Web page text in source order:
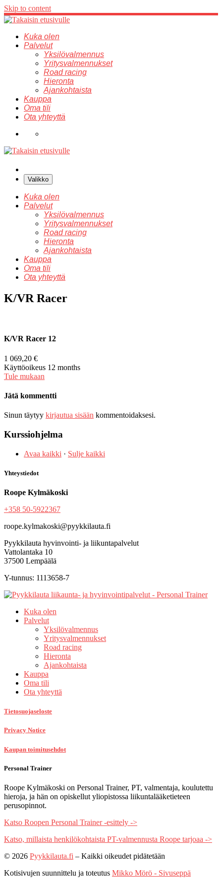
Skip to content
Kuka olen
Palvelut
Yksilövalmennus
Yritysvalmennukset
Road racing
Hieronta
Ajankohtaista
Kauppa
Oma tili
Ota yhteyttä
Valikko
Kuka olen
Palvelut
Yksilövalmennus
Yritysvalmennukset
Road racing
Hieronta
Ajankohtaista
Kauppa
Oma tili
Ota yhteyttä
K/VR Racer
K/VR Racer 12
1 069,20 €
Käyttöoikeus 12 months
Tule mukaan
Jätä kommentti
Sinun täytyy kirjautua sisään kommentoidaksesi.
Kurssiohjelma
Avaa kaikki · Sulje kaikki
Yhteystiedot
Roope Kylmäkoski
+358 50-5922367
roope.kylmakoski@pyykkilauta.fi
Pyykkilauta hyvinvointi- ja liikuntapalvelut
Vattolantaka 10
37500 Lempäälä
Y-tunnus: 1113658-7
Kuka olen
Palvelut
Yksilövalmennus
Yritysvalmennukset
Road racing
Hieronta
Ajankohtaista
Kauppa
Oma tili
Ota yhteyttä
Tietosuojaseloste
Privacy Notice
Kaupan toimitusehdot
Personal Trainer
Roope Kylmäkoski on Personal Trainer, PT, valmentaja, koulutettu
hieroja, ja hän on opiskellut yliopistossa liikuntalääketieteen
perusopinnot.
Katso Roopen Personal Trainer -esittely ->
Katso, millaista henkilökohtaista PT-valmennusta Roope tarjoaa ->
© 2026 Pyykkilauta.fi – Kaikki oikeudet pidätetään
Kotisivujen suunnittelu ja toteutus Mikko Mörö - Sivuseppä